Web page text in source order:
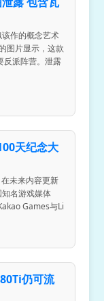
作的概念艺术
图片显示，这款
反派阵营。泄露
天纪念大
未来内容更新
名游戏媒体
Games与Li
仍可流